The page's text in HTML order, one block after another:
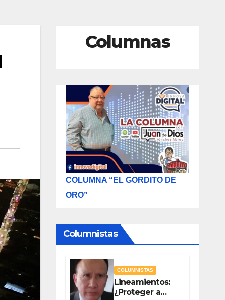
Columnas
COLUMNA “EL GORDITO DE
ORO”
Columnistas
COLUMNISTAS
Lineamientos:
¿Proteger a